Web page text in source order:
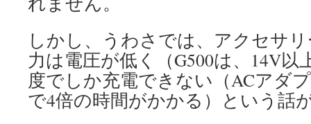
しかし、うわさでは、アクセサ
力は電圧が低く（G500は、14V以
度でしか充電できない（ACアダ
で4倍の時間がかかる）という話